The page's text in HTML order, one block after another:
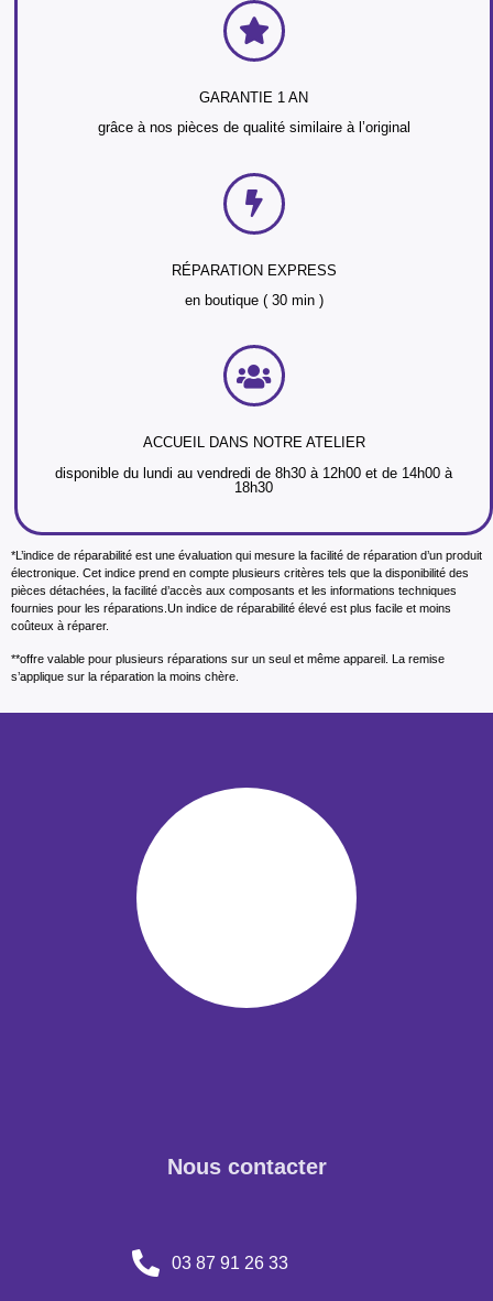
GARANTIE 1 AN
grâce à nos pièces de qualité similaire à l’original
RÉPARATION EXPRESS
en boutique ( 30 min )
ACCUEIL DANS NOTRE ATELIER
disponible du lundi au vendredi de 8h30 à 12h00 et de 14h00 à
18h30
*L’indice de réparabilité est une évaluation qui mesure la facilité de réparation d’un produit
électronique. Cet indice prend en compte plusieurs critères tels que la disponibilité des
pièces détachées, la facilité d’accès aux composants et les informations techniques
fournies pour les réparations.Un indice de réparabilité élevé est plus facile et moins
coûteux à réparer.
**offre valable pour plusieurs réparations sur un seul et même appareil. La remise
s’applique sur la réparation la moins chère.
Nous contacter
03 87 91 26 33